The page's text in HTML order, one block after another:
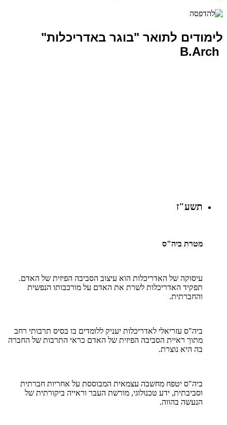
לימודים לתואר "בוגר באדריכלות"
תשע"ז
מטרת ביה"ס
עיסוקה של האדריכלות הוא עיצוב הסביבה הפיזית של האדם.
תפקיד האדריכלות לשרת את האדם על מורכבותו הנפשית
והחברתית.
ביה"ס עזריאלי לאדריכלות יעניק ללומדים בו בסיס תרבותי רחב
מתוך ראיית הסביבה הפיזית של האדם כראי התרבות של החברה
בה היא נוצרת.
ביה"ס יטפח מחשבה עצמאית המבוססת על אחריות חברתית
וסביבתית, ידע טכנולוגי, מורשת העבר וראייה ביקורתית של
הנעשה בהווה.